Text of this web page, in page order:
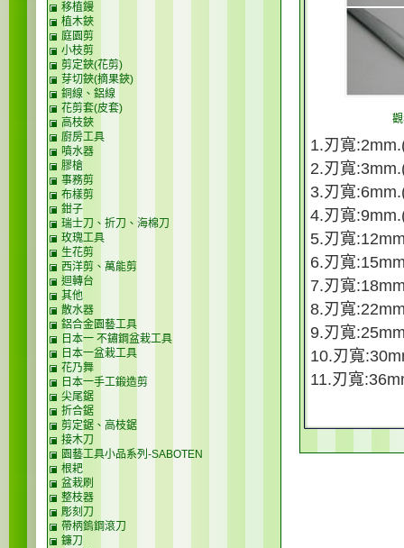
1.刃寬
2.刃寬
3.刃寬
4.刃寬
5.刃寬
6.刃寬
7.刃寬
8.刃寬
9.刃寬
10.刃寬
11.刃寬
移植鏝
植木鋏
庭園剪
小枝剪
剪定鋏(花剪)
芽切鋏(摘果鋏)
銅線、鋁線
花剪套(皮套)
高枝鋏
廚房工具
噴水器
膠槍
事務剪
布樣剪
鉗子
瑞士刀、折刀、海棉刀
玫瑰工具
生花剪
西洋剪、萬能剪
迴轉台
其他
散水器
鋁合金園藝工具
日本一 不鏽鋼盆栽工具
日本一盆栽工具
花乃舞
日本一手工鍛造剪
尖尾鋸
折合鋸
剪定鋸、高枝鋸
接木刀
園藝工具小品系列-SABOTEN
根耙
盆栽刷
整枝器
彫刻刀
帶柄鎢鋼滾刀
鐮刀